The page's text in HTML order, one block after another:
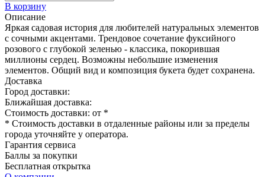
В корзину
Описание
Яркая садовая история для любителей натуральных элементов
с сочными акцентами. Трендовое сочетание фуксийного
розового с глубокой зеленью - классика, покорившая
миллионы сердец. Возможны небольшие изменения
элементов. Общий вид и композиция букета будет сохранена.
Доставка
Город доставки:
Ближайшая доставка:
Стоимость доставки: от *
* Стоимость доставки в отдаленные районы или за пределы
города уточняйте у оператора.
Гарантия сервиса
Баллы за покупки
Бесплатная открытка